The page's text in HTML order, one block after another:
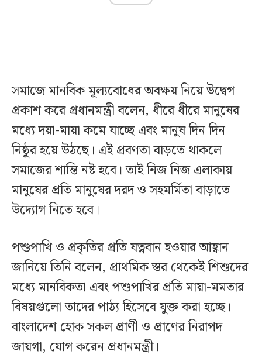
সমাজে মানবিক মূল্যবোধের অবক্ষয় নিয়ে উদ্বেগ
প্রকাশ করে প্রধানমন্ত্রী বলেন, ধীরে ধীরে মানুষের
মধ্যে দয়া-মায়া কমে যাচ্ছে এবং মানুষ দিন দিন
নিষ্ঠুর হয়ে উঠছে। এই প্রবণতা বাড়তে থাকলে
সমাজের শান্তি নষ্ট হবে। তাই নিজ নিজ এলাকায়
মানুষের প্রতি মানুষের দরদ ও সহমর্মিতা বাড়াতে
উদ্যোগ নিতে হবে।
পশুপাখি ও প্রকৃতির প্রতি যত্নবান হওয়ার আহ্বান
জানিয়ে তিনি বলেন, প্রাথমিক স্তর থেকেই শিশুদের
মধ্যে মানবিকতা এবং পশুপাখির প্রতি মায়া-মমতার
বিষয়গুলো তাদের পাঠ্য হিসেবে যুক্ত করা হচ্ছে।
বাংলাদেশ হোক সকল প্রাণী ও প্রাণের নিরাপদ
জায়গা, যোগ করেন প্রধানমন্ত্রী।